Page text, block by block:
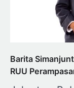
Barita
RUU